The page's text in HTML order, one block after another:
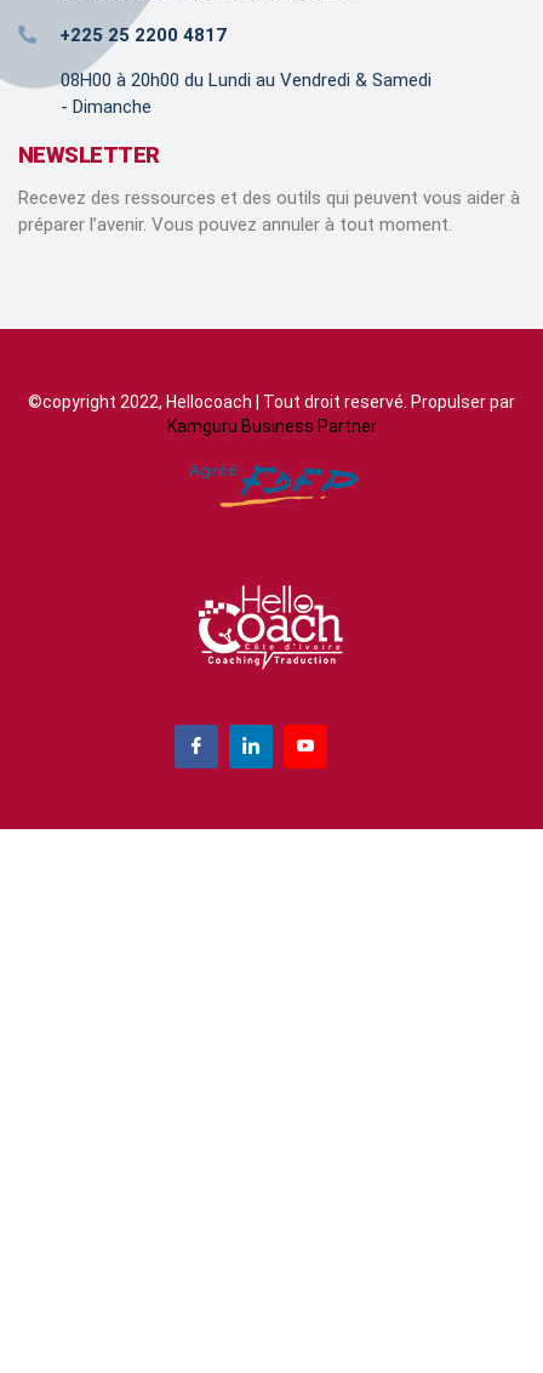
+225 25 2200 4817
08H00 à 20h00 du Lundi au Vendredi & Samedi
- Dimanche
NEWSLETTER
Recevez des ressources et des outils qui peuvent vous aider à
préparer l’avenir. Vous pouvez annuler à tout moment.
©copyright 2022, Hellocoach | Tout droit reservé. Propulser par
Kamguru Business Partner